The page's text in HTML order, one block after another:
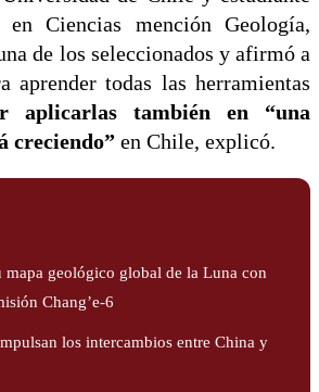
Ciencias mención Geología,
de los seleccionados y afirmó a
aprender todas las herramientas
aplicarlas también en “una
creciendo” en Chile, explicó.
mapa geológico global de la Luna con
Chang’e-6
los intercambios entre China y